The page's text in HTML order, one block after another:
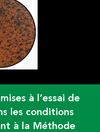
à l’essai de
les conditions
à la Méthode